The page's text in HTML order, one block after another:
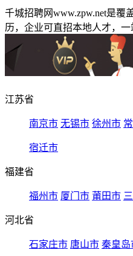
千城招聘网www.zpw.net是
历，企业可直招本地人才，
江苏省
南京市 无锡市 徐州市
宿迁市
福建省
福州市 厦门市 莆田市
河北省
石家庄市 唐山市 秦皇岛